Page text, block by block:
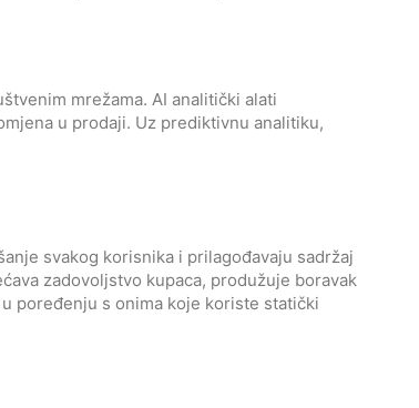
mrežama. AI analitički alati
u prodaji. Uz prediktivnu analitiku,
svakog korisnika i prilagođavaju sadržaj
zadovoljstvo kupaca, produžuje boravak
poređenju s onima koje koriste statički